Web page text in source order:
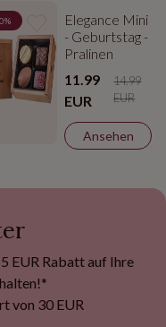
Elegance Mini
- Geburtstag -
Pralinen
11.99
EUR
14.99
EUR
Ansehen
EUR Rabatt auf Ihre
von 30 EUR